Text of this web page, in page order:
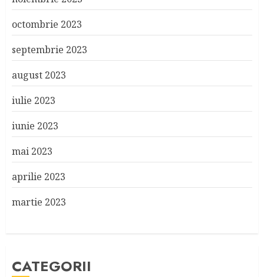
octombrie 2023
septembrie 2023
august 2023
iulie 2023
iunie 2023
mai 2023
aprilie 2023
martie 2023
CATEGORII